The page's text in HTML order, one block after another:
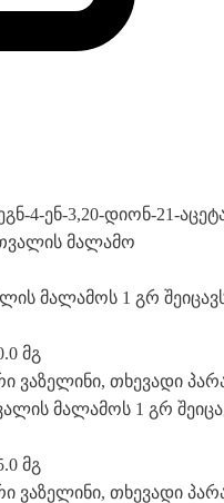
4-ენ-3,20-დიონ-21-
მალამო
მალამოს 1 გრ
მგ
ვაზელინი, თხევადი
მალამოს 1 გრ
მგ
ვაზელინი, თხევადი